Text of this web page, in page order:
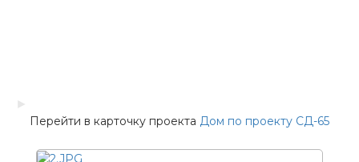
►
Перейти в карточку проекта Дом по проекту СД-65